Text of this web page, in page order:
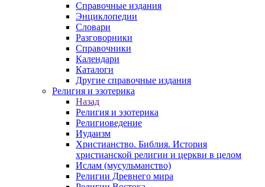
Справочные издания
Энциклопедии
Словари
Разговорники
Справочники
Календари
Каталоги
Другие справочные издания
Религия и эзотерика
Назад
Религия и эзотерика
Религиоведение
Иудаизм
Христианство. Библия. История
христианской религии и церкви в целом
Ислам (мусульманство)
Религии Древнего мира